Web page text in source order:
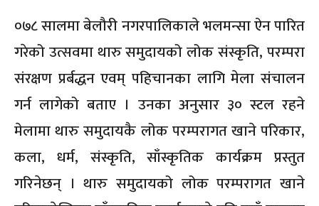
०७८ सालमा बेलौरी नगरपालिकाले भलमन्सा ऐन पारित
गरेको उत्सवमा थारु समुदायको लोक संस्कृति, परम्परा
संरक्षण प्रर्बद्धन एवम् पहिचानका लागि मेला संचालन
गर्न लागेको बताए । उनका अनुसार ३० स्टल रहने
मेलामा थारु समुदायकै लोक परम्परागत खाने परिकार,
कला, धर्म, संस्कृति, साँस्कृतिक कार्यक्रम प्रस्तुत
गरिनेछन् । थारु समुदायको लोक परम्परागत खाने